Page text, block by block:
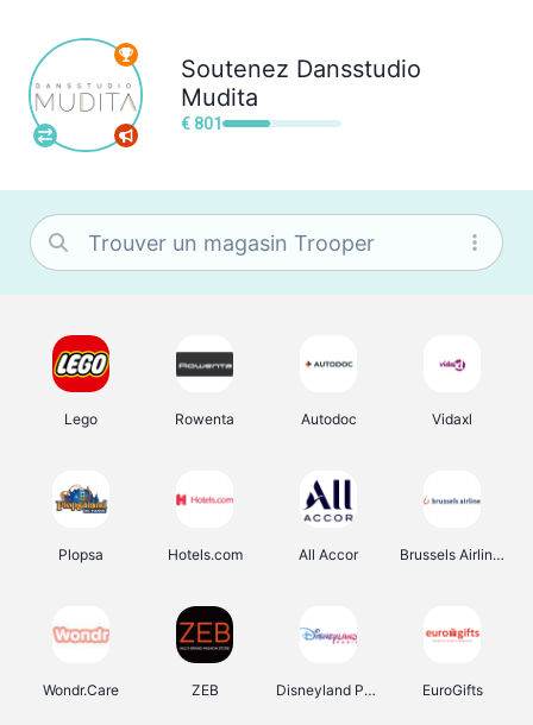
Soutenez Dansstudio
Mudita
€ 801
Lego Rowenta Autodoc Vidaxl
Plopsa Hotels.com All Accor Brussels Airlines
Wondr.Care ZEB Disneyland Paris EuroGifts